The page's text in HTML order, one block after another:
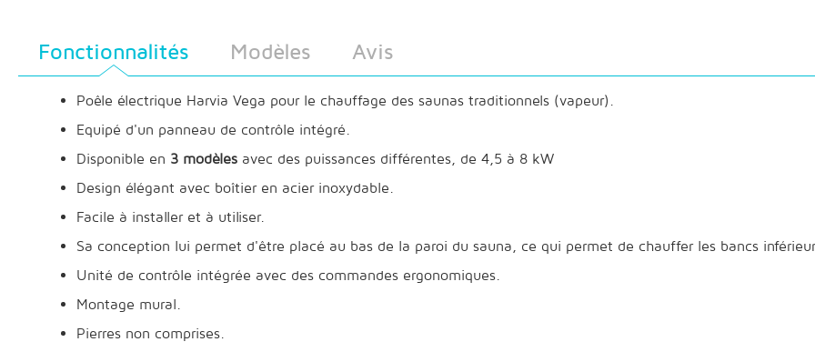
Fonctionnalités Modèles Avis
Poêle électrique Harvia Vega pour le chauffage des saunas traditionnels (vapeur).
Equipé d'un panneau de contrôle intégré.
Disponible en 3 modèles avec des puissances différentes, de 4,5 à 8 kW
Design élégant avec boîtier en acier inoxydable.
Facile à installer et à utiliser.
Sa conception lui permet d'être placé au bas de la paroi du sauna, ce qui permet de chauffer les bancs
Unité de contrôle intégrée avec des commandes ergonomiques.
Montage mural.
Pierres non comprises.